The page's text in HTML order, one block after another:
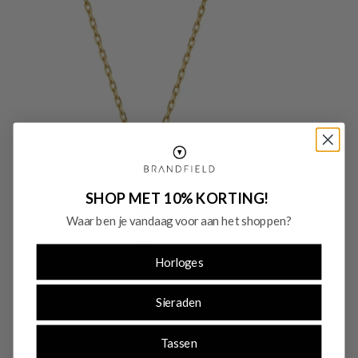
-40%
SALE10
SHOP MET 10% KORTING!
Waar ben je vandaag voor aan het shoppen?
Horloges
Sieraden
Tassen